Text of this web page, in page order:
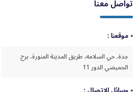
تواصل معنا
موقعنا :
جدة، حي السلامه، طريق المدينة المنورة، برج
الحميضي الدور 11